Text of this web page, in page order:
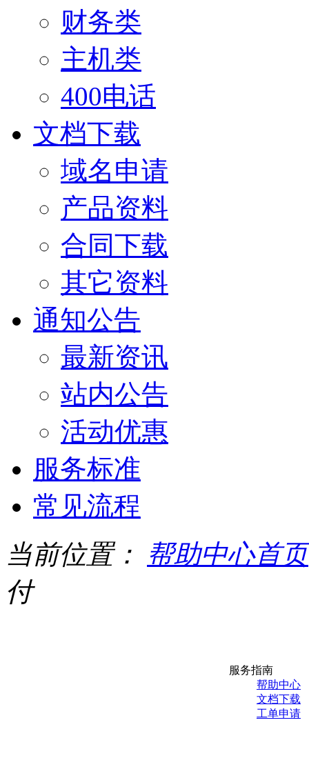
财务类
主机类
400电话
文档下载
域名申请
产品资料
合同下载
其它资料
通知公告
最新资讯
站内公告
活动优惠
服务标准
常见流程
当前位置：
帮助中心首页
付
服务指南
帮助中心
文档下载
工单申请